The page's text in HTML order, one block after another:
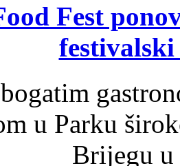
Fest
u Parku
Brijegu u